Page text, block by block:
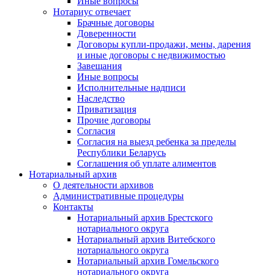
Нотариус отвечает
Брачные договоры
Доверенности
Договоры купли-продажи, мены, дарения
и иные договоры с недвижимостью
Завещания
Иные вопросы
Исполнительные надписи
Наследство
Приватизация
Прочие договоры
Согласия
Согласия на выезд ребенка за пределы
Республики Беларусь
Соглашения об уплате алиментов
Нотариальный архив
О деятельности архивов
Административные процедуры
Контакты
Нотариальный архив Брестского
нотариального округа
Нотариальный архив Витебского
нотариального округа
Нотариальный архив Гомельского
нотариального округа